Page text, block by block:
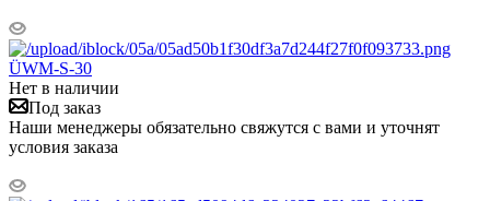
ÜWM-S-30
Нет в наличии
Под заказ
Наши менеджеры обязательно свяжутся с вами и уточнят
условия заказа